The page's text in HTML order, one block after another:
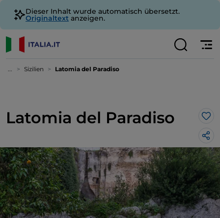
Dieser Inhalt wurde automatisch übersetzt.
Originaltext anzeigen.
... Sizilien Latomia del Paradiso
Latomia del Paradiso